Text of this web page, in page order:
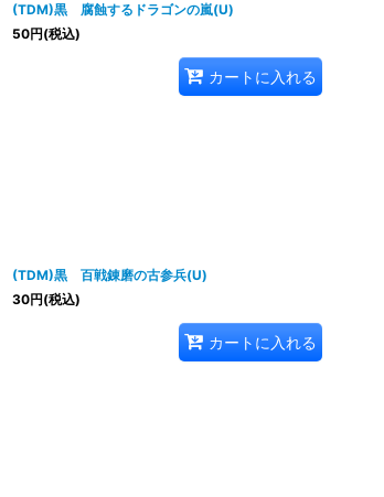
(TDM)黒 腐蝕するドラゴンの嵐(U)
50円(税込)
カートに入れる
(TDM)黒 百戦錬磨の古参兵(U)
30円(税込)
カートに入れる